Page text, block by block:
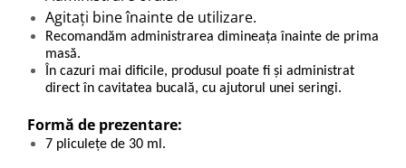
Agitați bine înainte de utilizare.
Recomandăm administrarea dimineața înainte de prima
masă.
În cazuri mai dificile, produsul poate fi și administrat
direct în cavitatea bucală, cu ajutorul unei seringi.
Formă de prezentare:
7 pliculețe de 30 ml.